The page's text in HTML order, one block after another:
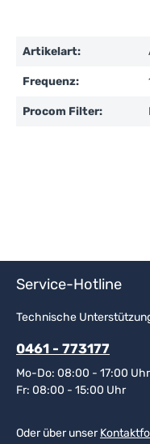
Artikelart:
Frequenz:
Procom Filter:
Service-Hotline
Technische
0461 - 773177
Mo-Do: 08:00 - 17:00 Uhr
Fr: 08:00 - 15:00 Uhr
Oder über unser